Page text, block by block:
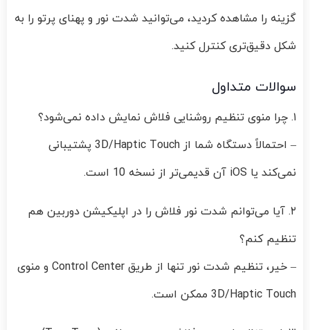
گزینه را مشاهده کردید، می‌توانید شدت نور و پهنای پرتو را به
شکل دقیق‌تری کنترل کنید.
سوالات متداول
۱. چرا منوی تنظیم روشنایی فلاش نمایش داده نمی‌شود؟
– احتمالاً دستگاه شما از 3D/Haptic Touch پشتیبانی
نمی‌کند یا iOS آن قدیمی‌تر از نسخه 10 است.
۲. آیا می‌توانم شدت نور فلاش را در اپلیکیشن دوربین هم
تنظیم کنم؟
– خیر، تنظیم شدت نور تنها از طریق Control Center و منوی
3D/Haptic Touch ممکن است.